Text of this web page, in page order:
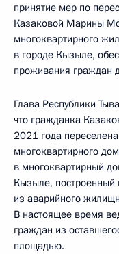
принятие мер по
Казаковой Марины
многоквартирного
в городе Кызыле,
проживания граждан
Глава Республики
что гражданка
2021 года
многоквартирного
в многоквартирный
Кызыле, построенный
из аварийного
В настоящее время
граждан из
площадью.